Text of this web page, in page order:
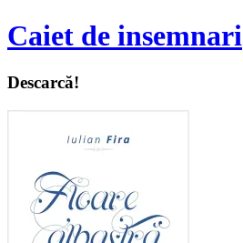
Caiet de insemnari
Descarcă!